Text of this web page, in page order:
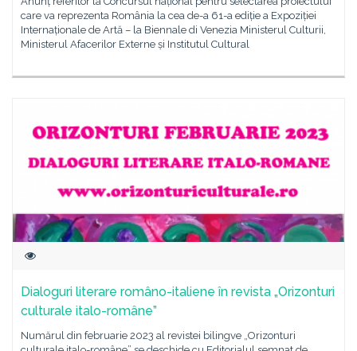
care va reprezenta România la cea de-a 61-a ediție a Expoziției
Internaționale de Artă – la Biennale di Venezia Ministerul Culturii,
Ministerul Afacerilor Externe și Institutul Cultural
Dialoguri literare româno-italiene în revista „Orizonturi
culturale italo-române”
Numărul din februarie 2023 al revistei bilingve „Orizonturi